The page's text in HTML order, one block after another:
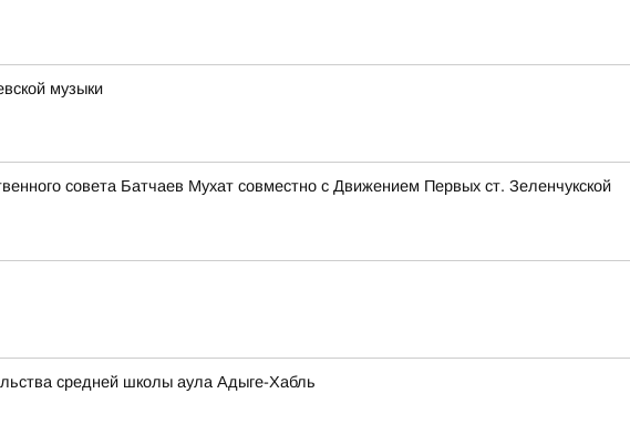
музыки
совета Батчаев Мухат совместно с Движением Первых ст. Зеленчукской
средней школы аула Адыге-Хабль